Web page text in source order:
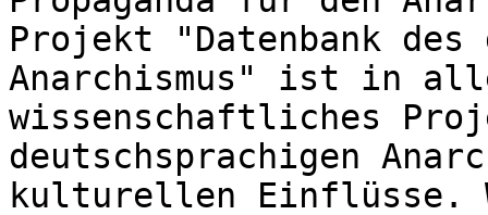
Projekt "Datenbank des
Anarchismus" ist in
wissenschaftliches
deutschsprachigen
kulturellen Einflüsse.